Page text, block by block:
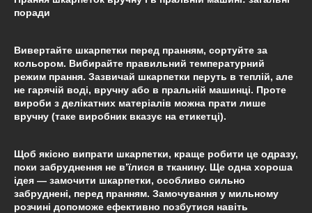
поради
Вивертайте шкарпетки перед пранням, сортуйте за
кольором. Вибирайте правильний температурний
режим прання. Зазвичай шкарпетки перуть в теплій, але
не гарячій воді, вручну або в пральній машинці. Проте
вироби з делікатних матеріалів можна прати лише
вручну (таке виробник вказує на етикетці).
Щоб якісно випрати шкарпетки, краще робити це одразу,
поки забруднення не в’їлися в тканину. Ще одна хороша
ідея — замочити шкарпетки, особливо сильно
забруднені, перед пранням. Замочування у мильному
розчині допоможе ефективно позбутися навіть